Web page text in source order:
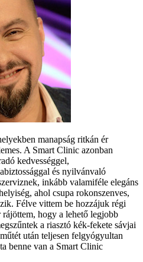
manapság ritkán ér
A Smart Clinic azonban
kedvességgel,
és nyilvánvaló
inkább valamiféle elegáns
ahol csupa rokonszenves,
Félve vittem be hozzájuk régi
rájöttem, hogy a lehető legjobb
a riasztó kék-fekete sávjai
után teljesen felgyógyultan
benne van a Smart Clinic